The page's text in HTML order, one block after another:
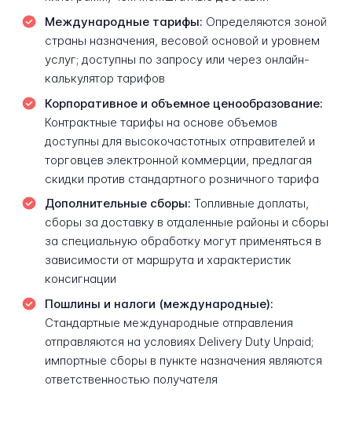
Международные тарифы: Определяются зоной
страны назначения, весовой основой и уровнем
услуг; доступны по запросу или через онлайн-
калькулятор тарифов
Корпоративное и объемное ценообразование:
Контрактные тарифы на основе объемов
доступны для высокочастотных отправителей и
торговцев электронной коммерции, предлагая
скидки против стандартного розничного тарифа
Дополнительные сборы: Топливные доплаты,
сборы за доставку в отдаленные районы и сборы
за специальную обработку могут применяться в
зависимости от маршрута и характеристик
консигнации
Пошлины и налоги (международные):
Стандартные международные отправления
отправляются на условиях Delivery Duty Unpaid;
импортные сборы в пункте назначения являются
ответственностью получателя